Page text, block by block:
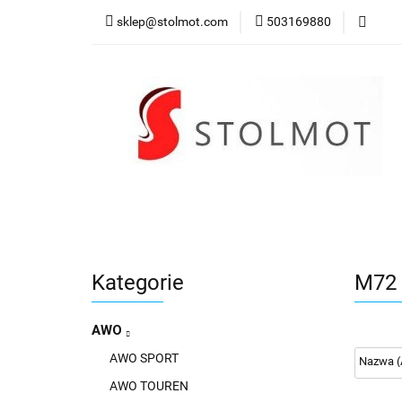
sklep@stolmot.com 503169880
Kategorie
AWO
AWO SPORT
AWO TOUREN
M72